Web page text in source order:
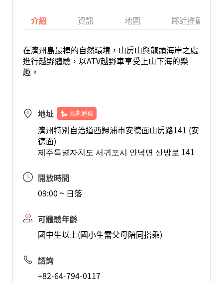
介紹 資訊 地圖 鄰近推薦景點
在濟州島最棒的自然環境，山房山與龍頭海岸之處
進行越野體驗，以ATV越野車享受上山下海的樂
趣。
地址 規劃路線
濟州特別自治道西歸浦市安德面山房路141 (安
德面)
제주특별자치도 서귀포시 안덕면 산방로 141
開放時間
09:00 ~ 日落
可體驗年齡
國中生以上(國小生需父母陪同搭乘)
諮詢
+82-64-794-0117